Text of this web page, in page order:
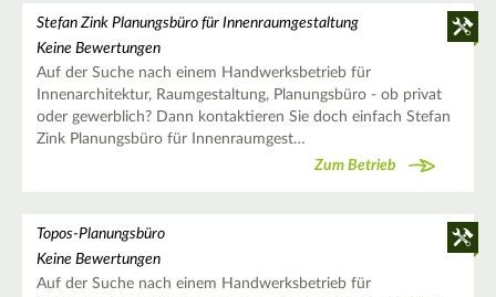
Stefan Zink Planungsbüro für Innenraumgestaltung
Keine Bewertungen
Auf der Suche nach einem Handwerksbetrieb für
Innenarchitektur, Raumgestaltung, Planungsbüro - ob privat
oder gewerblich? Dann kontaktieren Sie doch einfach Stefan
Zink Planungsbüro für Innenraumgest…
Zum Betrieb
Topos-Planungsbüro
Keine Bewertungen
Auf der Suche nach einem Handwerksbetrieb für